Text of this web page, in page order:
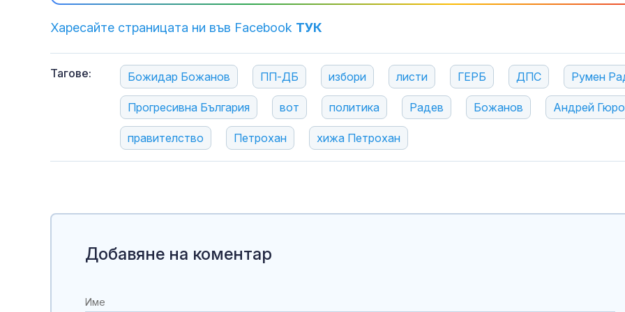
Харесайте страницата ни във Facebook ТУК
Тагове: Божидар Божанов ПП-ДБ избори листи ГЕРБ ДПС Румен
Прогресивна България вот политика Радев Божанов Андрей
правителство Петрохан хижа Петрохан
Добавяне на коментар